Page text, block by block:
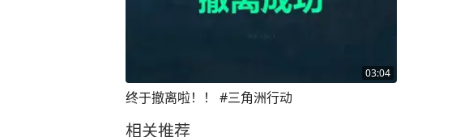
03:04
终于撤离啦！！ #三角洲行动
相关推荐